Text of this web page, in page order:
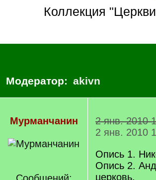
Коллекция
Модератор: akivn
Мурманчанин
2 янв. 2010
2 янв. 2010
Опись 1.
Опись 2.
церковь.